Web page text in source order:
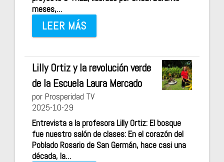
meses,…
LEER MÁS
Lilly Ortiz y la revolución verde
de la Escuela Laura Mercado
por Prosperidad TV
2025-10-29
Entrevista a la profesora Lilly Ortiz: El bosque
fue nuestro salón de clases: En el corazón del
Poblado Rosario de San Germán, hace casi una
década, la…